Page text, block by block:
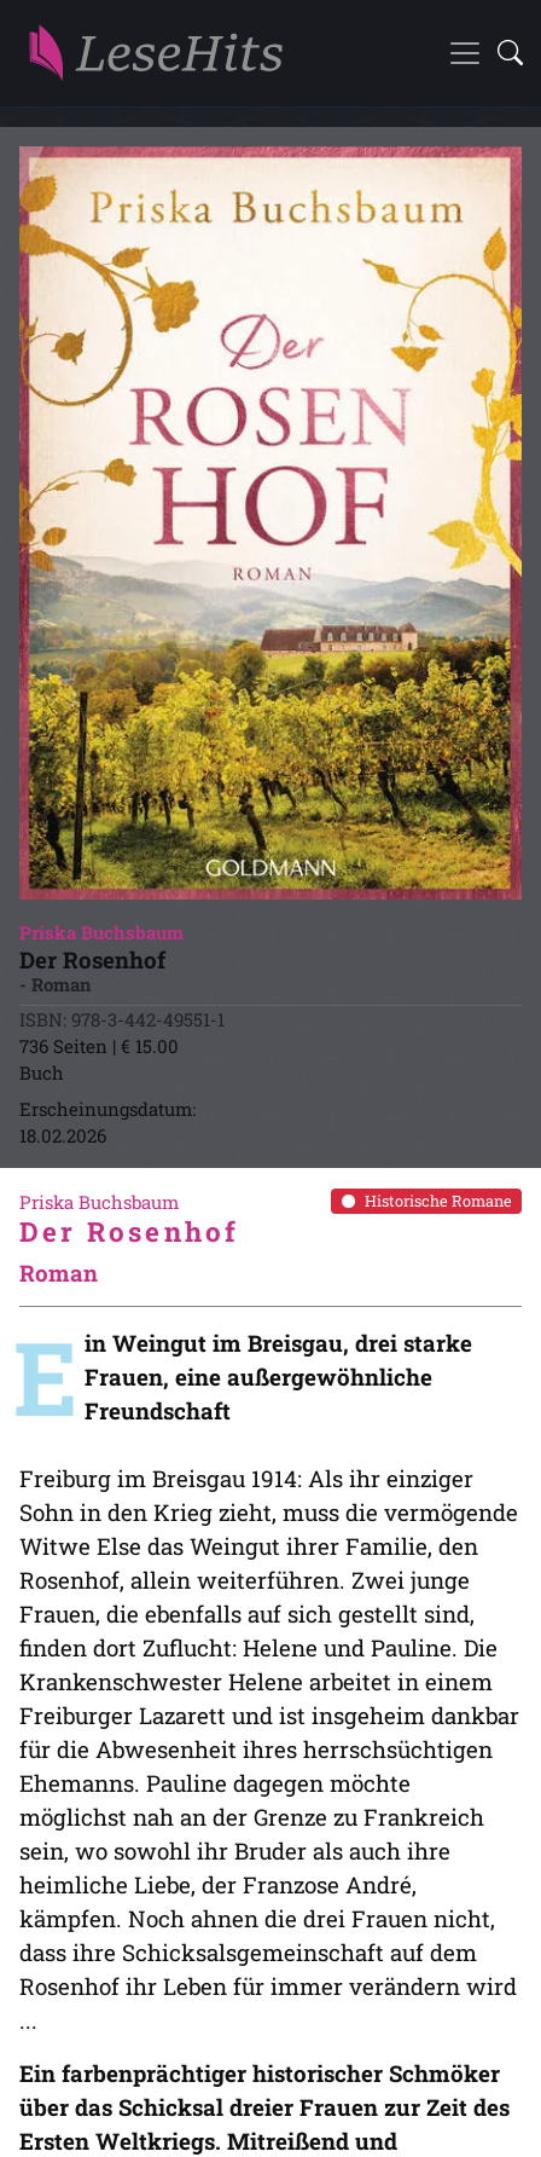
Priska Buchsbaum
Der Rosenhof
- Roman
ISBN: 978-3-442-49551-1
736 Seiten | € 15.00
Buch
Erscheinungsdatum:
18.02.2026
Historische Romane
Priska Buchsbaum
Der Rosenhof
Roman
E in Weingut im Breisgau, drei starke
Frauen, eine außergewöhnliche
Freundschaft
Freiburg im Breisgau 1914: Als ihr einziger
Sohn in den Krieg zieht, muss die vermögende
Witwe Else das Weingut ihrer Familie, den
Rosenhof, allein weiterführen. Zwei junge
Frauen, die ebenfalls auf sich gestellt sind,
finden dort Zuflucht: Helene und Pauline. Die
Krankenschwester Helene arbeitet in einem
Freiburger Lazarett und ist insgeheim dankbar
für die Abwesenheit ihres herrschsüchtigen
Ehemanns. Pauline dagegen möchte
möglichst nah an der Grenze zu Frankreich
sein, wo sowohl ihr Bruder als auch ihre
heimliche Liebe, der Franzose André,
kämpfen. Noch ahnen die drei Frauen nicht,
dass ihre Schicksalsgemeinschaft auf dem
Rosenhof ihr Leben für immer verändern wird
...
Ein farbenprächtiger historischer Schmöker
über das Schicksal dreier Frauen zur Zeit des
Ersten Weltkriegs. Mitreißend und